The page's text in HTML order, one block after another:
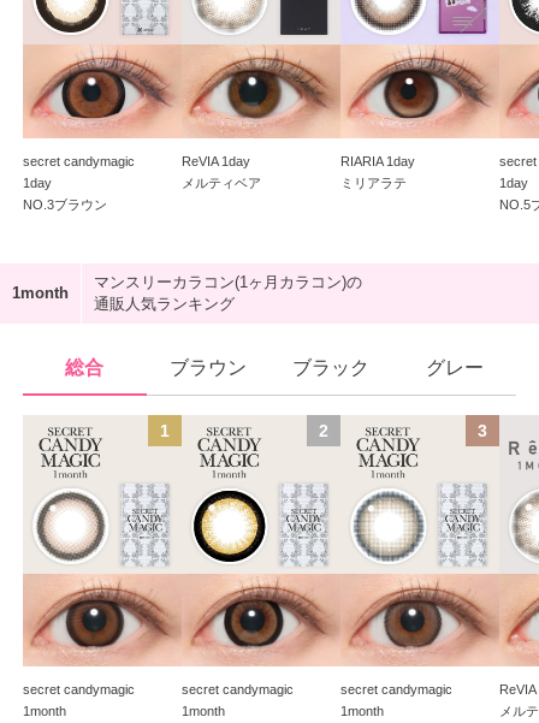
secret candymagic
1day
NO.3ブラウン
ReVIA 1day
メルティベア
RIARIA 1day
ミリアラテ
secret
1day
NO.5
マンスリーカラコン(1ヶ月カラコン)の
通販人気ランキング
総合 ブラウン ブラック グレー
secret candymagic
1month
secret candymagic
1month
secret candymagic
1month
メル